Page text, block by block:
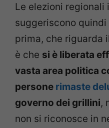
Le elezioni regionali
suggeriscono
prima, che riguarda
è che si è liberata
vasta area politica
persone rimaste
governo dei grillini,
non si riconosce in